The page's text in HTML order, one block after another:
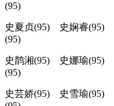
(95)
史夏贞(95) 史娴睿
(95)
史鹊湘(95) 史娜瑜
(95)
史芸娇(95) 史雪瑜